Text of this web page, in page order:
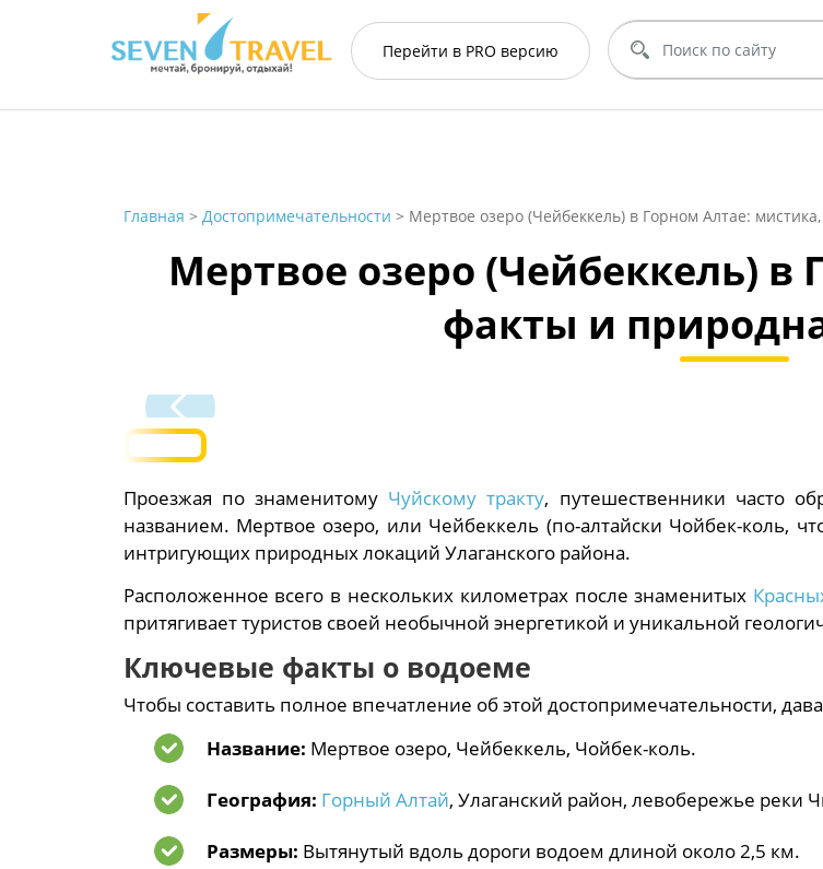
Перейти в PRO версию
Главная > Достопримечательности > Мертвое озеро (Чейбеккель) в Горном Алтае:
Мертвое озеро (Чейбеккель) в
факты и
Проезжая по знаменитому Чуйскому тракту, путешественники часто
названием. Мертвое озеро, или Чейбеккель (по-алтайски Чойбек-коль,
интригующих природных локаций Улаганского района.
Расположенное всего в нескольких километрах после знаменитых
притягивает туристов своей необычной энергетикой и уникальной
Ключевые факты о водоеме
Чтобы составить полное впечатление об этой достопримечательности,
Название: Мертвое озеро, Чейбеккель, Чойбек-коль.
География: Горный Алтай, Улаганский район, левобережье реки
Размеры: Вытянутый вдоль дороги водоем длиной около 2,5 км.